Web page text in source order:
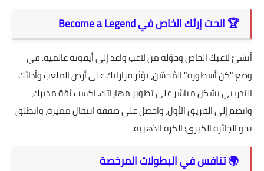
🏆 انحت إرثك الخاص في Become a Legend
أنشئ لاعبك الخاص وحوّله من لاعب واعد إلى أيقونة عالمية. في
وضع "كن أسطورة" المُحسّن، تؤثر قراراتك على أرض الملعب وأدائك
التدريبي بشكل مباشر على تطوير مهاراتك. اكسب ثقة مديرك،
وانضم إلى الفريق الأول، واحصل على صفقة انتقال مميزة، وانطلق
نحو الجائزة الكبرى: الكرة الذهبية.
🌍 تنافس في البطولات المرخصة